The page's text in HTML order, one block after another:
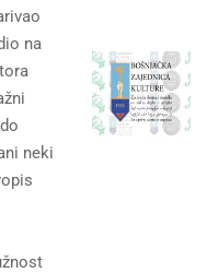
na
neki